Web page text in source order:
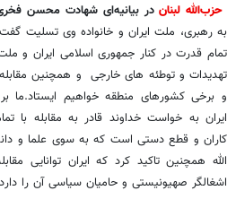
حزب‌الله لبناندر بیانیه‌ای شهادت محسن
به رهبری، ملت ایران و خانواده وی تسلیت
تمام قدرت در کنار جمهوری اسلامی ایران و
تهدیدات و توطئه های خارجی و همچنین
و برخی کشورهای منطقه خواهیم ایستاد.ما
ایران به خواست خداوند قادر به مقابله با
کاران و قطع دستی است که به سوی علما و
الله همچنین تاکید کرد که ایران توانایی
اشغالگر صهیونیستی و حامیان سیاسی آن را